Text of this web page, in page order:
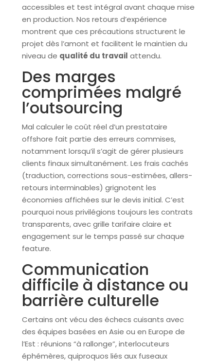
accessibles et test intégral avant chaque mise
en production. Nos retours d’expérience
montrent que ces précautions structurent le
projet dès l’amont et facilitent le maintien du
niveau de qualité du travail attendu.
Des marges
comprimées malgré
l’outsourcing
Mal calculer le coût réel d’un prestataire
offshore fait partie des erreurs commises,
notamment lorsqu’il s’agit de gérer plusieurs
clients finaux simultanément. Les frais cachés
(traduction, corrections sous-estimées, allers-
retours interminables) grignotent les
économies affichées sur le devis initial. C’est
pourquoi nous privilégions toujours les contrats
transparents, avec grille tarifaire claire et
engagement sur le temps passé sur chaque
feature.
Communication
difficile à distance ou
barrière culturelle
Certains ont vécu des échecs cuisants avec
des équipes basées en Asie ou en Europe de
l’Est : réunions “à rallonge”, interlocuteurs
éphémères, quiproquos liés aux fuseaux